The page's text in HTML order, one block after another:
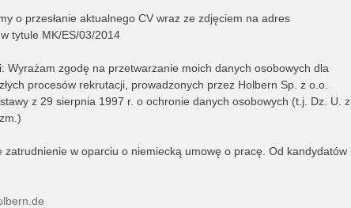
o przesłanie aktualnego CV wraz ze zdjęciem na adres
tytule MK/ES/03/2014
Wyrażam zgodę na przetwarzanie moich danych osobowych dla
procesów rekrutacji, prowadzonych przez Holbern Sp. z o.o.
z 29 sierpnia 1997 r. o ochronie danych osobowych (t.j. Dz. U. z
zatrudnienie w oparciu o niemiecką umowę o pracę. Od kandydatów